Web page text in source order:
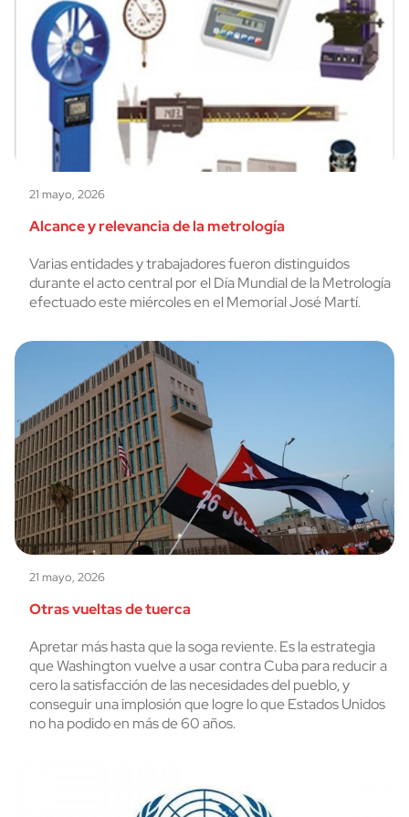
21 mayo, 2026
Alcance y relevancia de la metrología
Varias entidades y trabajadores fueron distinguidos
durante el acto central por el Día Mundial de la Metrología
efectuado este miércoles en el Memorial José Martí.
21 mayo, 2026
Otras vueltas de tuerca
Apretar más hasta que la soga reviente. Es la estrategia
que Washington vuelve a usar contra Cuba para reducir a
cero la satisfacción de las necesidades del pueblo, y
conseguir una implosión que logre lo que Estados Unidos
no ha podido en más de 60 años.